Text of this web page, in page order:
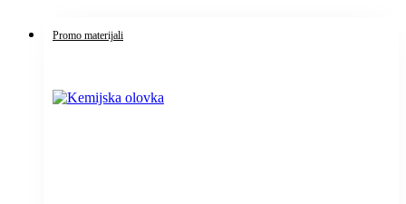
Promo materijali